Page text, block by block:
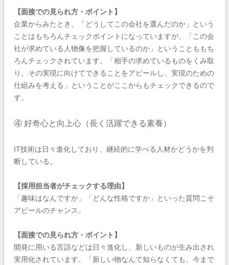
【面接での見られ方・ポイント】
企業からみたとき、「どうしてこの会社を選んだのか」という
ことはもちろんチェックポイントになっていますが、「この会
社が求めている人物像を把握しているのか」ということももち
ろんチェックされています。「相手の求めているものをくみ取
り、その実現に向けてできることをアピールし、実現のための
仕組みを考える」ということがここからもチェックできるので
す。
④ 好奇心と向上心（長く活躍できる素養）
IT技術は日々進化しており、継続的に学べる人材かどうかを判
断している。
【採用担当者がチェックする理由】
「趣味はなんですか」「どんな性格ですか」といった質問こそ
アピールのチャンス。
【面接での見られ方・ポイント】
開発に用いる言語などは日々進化し、新しいものが生み出され
実用化されています。「新しい物なんて知らなくても、今まで